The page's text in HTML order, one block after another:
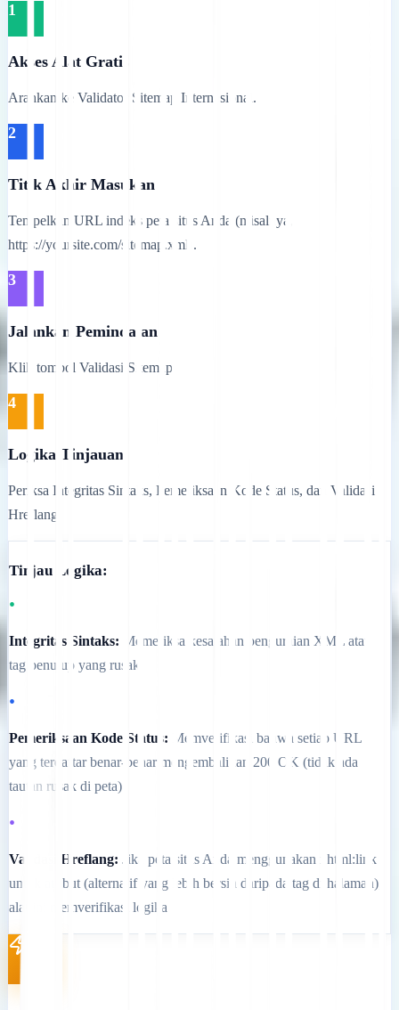
1
Akses Alat Gratis
Arahkan ke Validator Sitemap Internasional.
2
Titik Akhir Masukan
Tempelkan URL indeks peta situs Anda (misalnya,
https://yoursite.com/sitemap.xml).
3
Jalankan Pemindaian
Klik tombol Validasi Sitemap.
4
Logika Tinjauan
Periksa Integritas Sintaks, Pemeriksaan Kode Status, dan Validasi
Hreflang.
Tinjau Logika:
•
Integritas Sintaks: Memeriksa kesalahan penguraian XML atau
tag penutup yang rusak
•
Pemeriksaan Kode Status: Memverifikasi bahwa setiap URL
yang terdaftar benar-benar mengembalikan 200 OK (tidak ada
tautan rusak di peta)
•
Validasi Hreflang: Jika peta situs Anda menggunakan xhtml:link
untuk atribut (alternatif yang lebih bersih daripada tag di halaman),
alat ini memverifikasi logika